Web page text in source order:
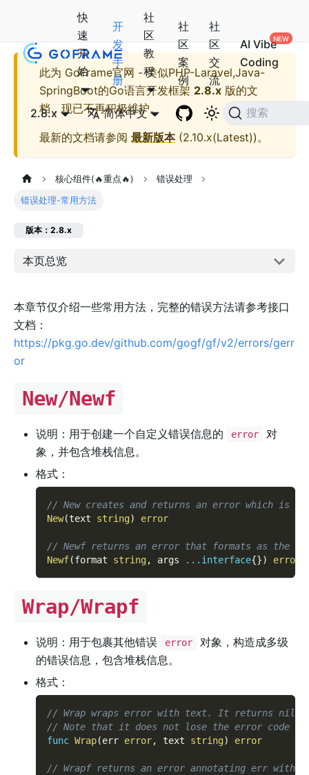
快
速
开
始
开
发
手
册
社
区
教
程
社
区
案
例
社
区
交
流
AI Vibe
Coding
2.8.x 简体中文 搜索
此为 GoFrame官网 - 类似PHP-Laravel,Java-
SpringBoot的Go语言开发框架 2.8.x 版的文
档，现已不再积极维护。
最新的文档请参阅 最新版本(2.10.x(Latest))。
核心组件(🔥重点🔥) 错误处理
错误处理-常用方法
版本：2.8.x
本页总览
本章节仅介绍一些常用方法，完整的错误方法请参考接口
文档：
https://pkg.go.dev/github.com/gogf/gf/v2/errors/gerr
or
New/Newf
说明：用于创建一个自定义错误信息的 error
对
象，并包含堆栈信息。
格式：
// New creates and returns an error which is
New(text string) error
// Newf returns an error that formats as the
Newf(format string, args ... interface{}) error
Wrap/Wrapf
说明：用于包裹其他错误 error
对象，构造成多级
的错误信息，包含堆栈信息。
格式：
// Wrap wraps error with text. It returns
// Note that it does not lose the error code
func Wrap(err error, text string) error
// Wrapf returns an error annotating err with